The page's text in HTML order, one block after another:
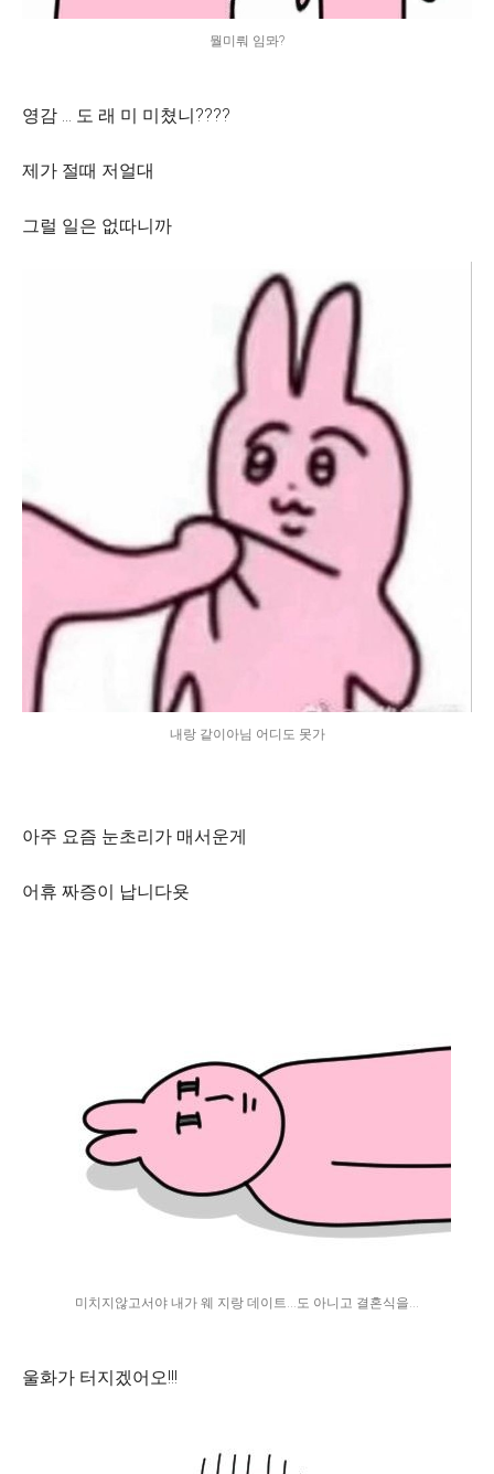
뭘미뤄 임뫄?
영감 ... 도 래 미 미쳤니????
제가 절때 저얼대
그럴 일은 없따니까
내랑 같이아님 어디도 못가
아주 요즘 눈초리가 매서운게
어휴 짜증이 납니다욧
미치지않고서야 내가 웨 지랑 데이트...도 아니고 결혼식을...
울화가 터지겠어오!!!